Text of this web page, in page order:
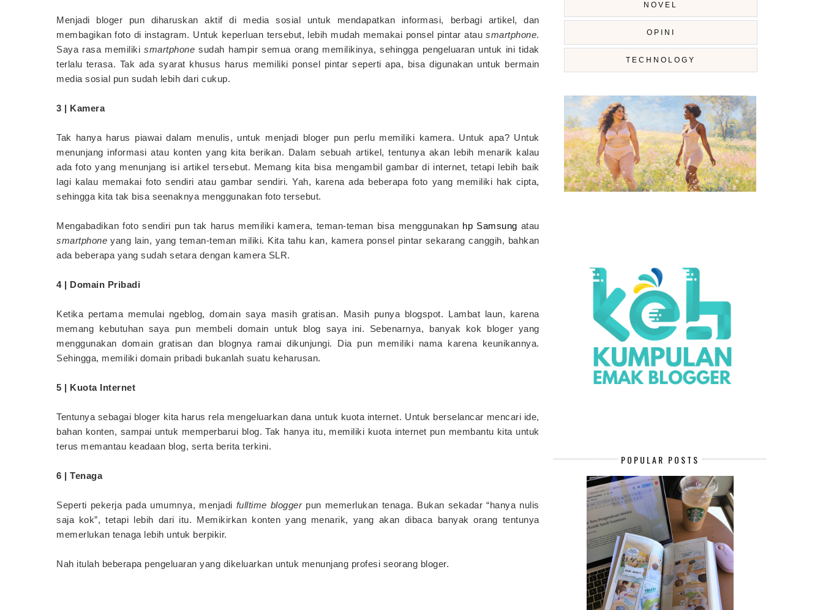
Menjadi bloger pun diharuskan aktif di media sosial untuk mendapatkan informasi, berbagi artikel, dan
membagikan foto di instagram. Untuk keperluan tersebut, lebih mudah memakai ponsel pintar atausmartphone.
Saya rasa memilikismartphone sudah hampir semua orang memilikinya, sehingga pengeluaran untuk ini tidak
terlalu terasa. Tak ada syarat khusus harus memiliki ponsel pintar seperti apa, bisa digunakan untuk bermain
media sosial pun sudah lebih dari cukup.
3 | Kamera
Tak hanya harus piawai dalam menulis, untuk menjadi bloger pun perlu memiliki kamera. Untuk apa? Untuk
menunjang informasi atau konten yang kita berikan. Dalam sebuah artikel, tentunya akan lebih menarik kalau
ada foto yang menunjang isi artikel tersebut. Memang kita bisa mengambil gambar di internet, tetapi lebih baik
lagi kalau memakai foto sendiri atau gambar sendiri. Yah, karena ada beberapa foto yang memiliki hak cipta,
sehingga kita tak bisa seenaknya menggunakan foto tersebut.
Mengabadikan foto sendiri pun tak harus memiliki kamera, teman-teman bisa menggunakan hp Samsung atau
smartphone yang lain, yang teman-teman miliki. Kita tahu kan, kamera ponsel pintar sekarang canggih, bahkan
ada beberapa yang sudah setara dengan kamera SLR.
4 | Domain Pribadi
Ketika pertama memulai ngeblog, domain saya masih gratisan. Masih punya blogspot. Lambat laun, karena
memang kebutuhan saya pun membeli domain untuk blog saya ini. Sebenarnya, banyak kok bloger yang
menggunakan domain gratisan dan blognya ramai dikunjungi. Dia pun memiliki nama karena keunikannya.
Sehingga, memiliki domain pribadi bukanlah suatu keharusan.
5 | Kuota Internet
Tentunya sebagai bloger kita harus rela mengeluarkan dana untuk kuota internet. Untuk berselancar mencari ide,
bahan konten, sampai untuk memperbarui blog. Tak hanya itu, memiliki kuota internet pun membantu kita untuk
terus memantau keadaan blog, serta berita terkini.
6 | Tenaga
Seperti pekerja pada umumnya, menjadi fulltime bloggerpun memerlukan tenaga. Bukan sekadar “hanya nulis
saja kok”, tetapi lebih dari itu. Memikirkan konten yang menarik, yang akan dibaca banyak orang tentunya
memerlukan tenaga lebih untuk berpikir.
Nah itulah beberapa pengeluaran yang dikeluarkan untuk menunjang profesi seorang bloger.
NOVEL
OPINI
TECHNOLOGY
POPULAR POSTS